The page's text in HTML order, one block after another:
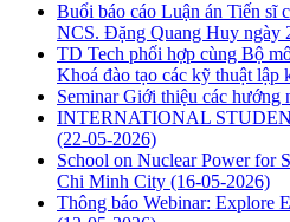
Buổi báo cáo Luận án Tiến sĩ
NCS. Đặng Quang Huy ngày
TD Tech phối hợp cùng Bộ
Khoá đào tạo các kỹ thuật lập
Seminar Giới thiệu các hướng
INTERNATIONAL
(22-05-2026)
School on Nuclear Power for
Chi Minh City (16-05-2026)
Thông báo Webinar: Explore